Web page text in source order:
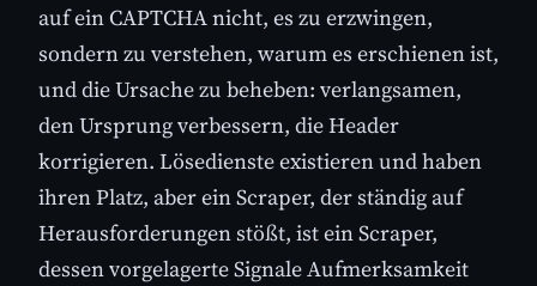
auf ein CAPTCHA nicht, es zu erzwingen,
sondern zu verstehen, warum es erschienen ist,
und die Ursache zu beheben: verlangsamen,
den Ursprung verbessern, die Header
korrigieren. Lösedienste existieren und haben
ihren Platz, aber ein Scraper, der ständig auf
Herausforderungen stößt, ist ein Scraper,
dessen vorgelagerte Signale Aufmerksamkeit